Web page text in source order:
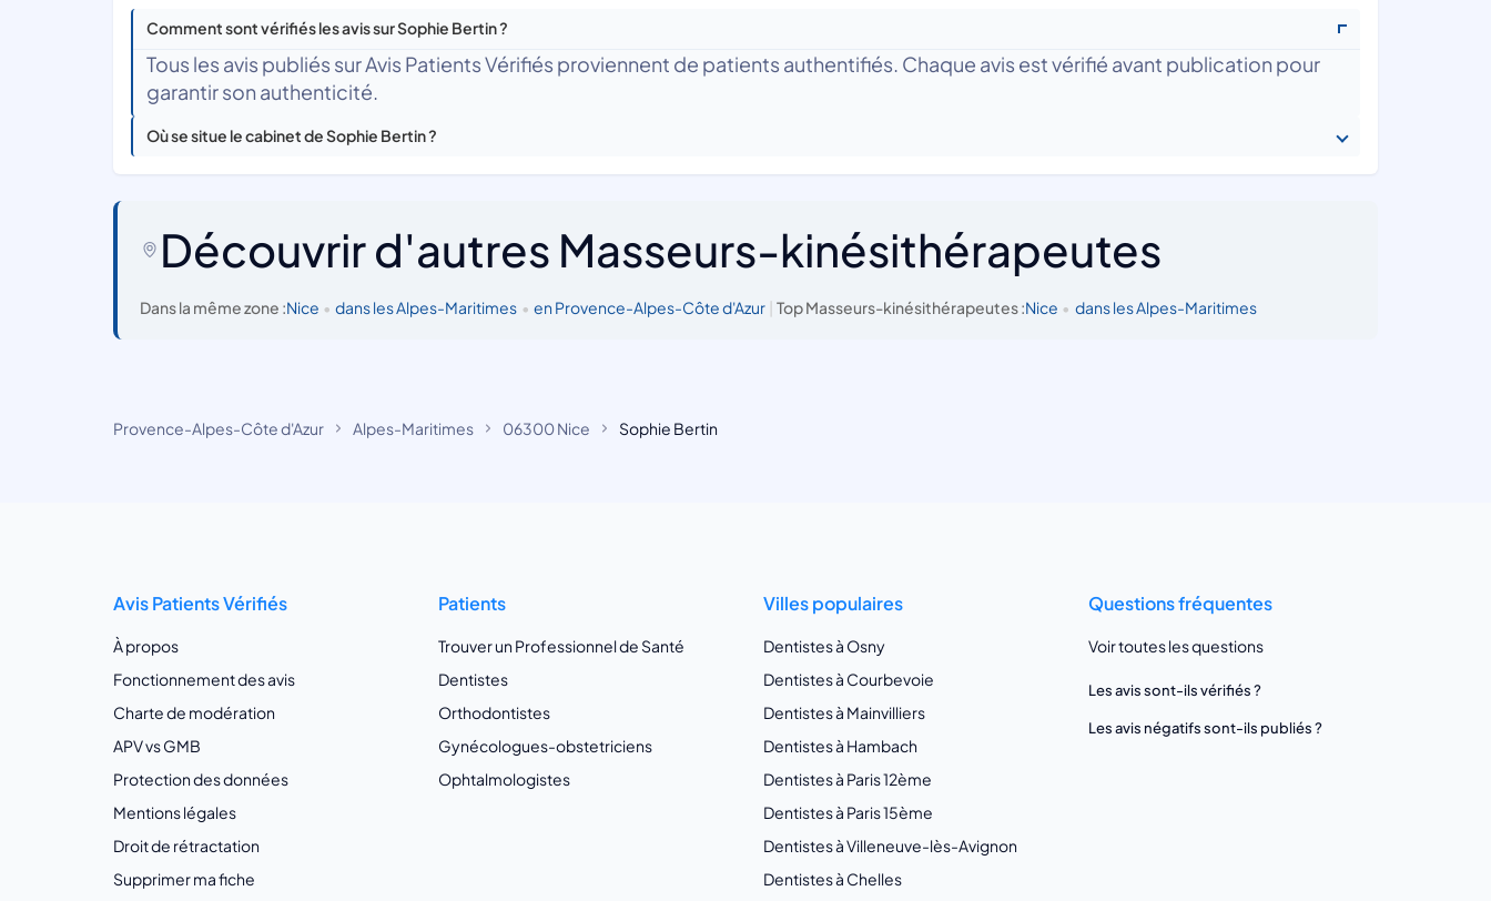
Comment sont vérifiés les avis sur Sophie Bertin ?
Tous les avis publiés sur Avis Patients Vérifiés proviennent de patients authentifiés. Chaque avis est vérifié avant publication pour
garantir son authenticité.
Où se situe le cabinet de Sophie Bertin ?
Découvrir d'autres Masseurs-kinésithérapeutes
Dans la même zone :Nice • dans les Alpes-Maritimes • en Provence-Alpes-Côte d'Azur | Top Masseurs-kinésithérapeutes :Nice • dans les Alpes-Maritimes
Provence-Alpes-Côte d'Azur Alpes-Maritimes 06300 Nice Sophie Bertin
Avis Patients Vérifiés
À propos
Fonctionnement des avis
Charte de modération
APV vs GMB
Protection des données
Mentions légales
Droit de rétractation
Supprimer ma fiche
Patients
Trouver un Professionnel de Santé
Dentistes
Orthodontistes
Gynécologues-obstetriciens
Ophtalmologistes
Villes populaires
Dentistes à Osny
Dentistes à Courbevoie
Dentistes à Mainvilliers
Dentistes à Hambach
Dentistes à Paris 12ème
Dentistes à Paris 15ème
Dentistes à Villeneuve-lès-Avignon
Dentistes à Chelles
Questions fréquentes
Voir toutes les questions
Les avis sont-ils vérifiés ?
Les avis négatifs sont-ils publiés ?